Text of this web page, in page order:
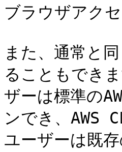
ブラウザアク
また、通常と
ることもでき
ザーは標準の
ンでき、AWS
ユーザーは既